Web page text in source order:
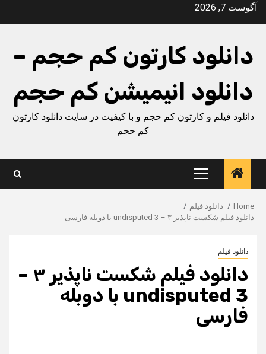
Skipآگوست 7, 2026
دانلود کارتون کم حجم –
دانلود انیمیشن کم حجم
دانلود فیلم و کارتون کم حجم و با کیفیت در سایت دانلود کارتون
کم حجم
Primary
Menu
Home
دانلود فیلم
دانلود فیلم شکست ناپذیر ۳ – undisputed 3 با دوبله فارسی
دانلود فیلم
دانلود فیلم شکست ناپذیر ۳ –
undisputed 3 با دوبله
فارسی